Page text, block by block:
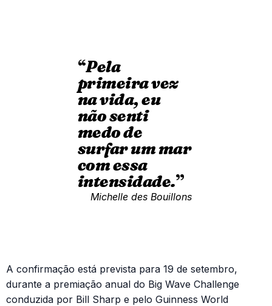
“Pela
primeira vez
na vida, eu
não senti
medo de
surfar um mar
com essa
intensidade.”
Michelle des Bouillons
A confirmação está prevista para 19 de setembro,
durante a premiação anual do Big Wave Challenge
conduzida por Bill Sharp e pelo Guinness World